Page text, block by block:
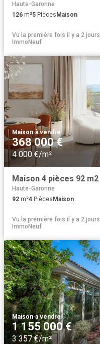
Haute-Garonne
126 m²5 Pièces Maison
Vu la première fois il y a 2 jours
ImmoNeuf
Maison·à vendre
368 000 €
4 000 €/m²
Maison 4 pièces 92 m2
Haute-Garonne
92 m²4 PiècesMaison
Vu la première fois il y a 2 jours
ImmoNeuf
Maison·à vendre
1 155 000 €
3 357 €/m²